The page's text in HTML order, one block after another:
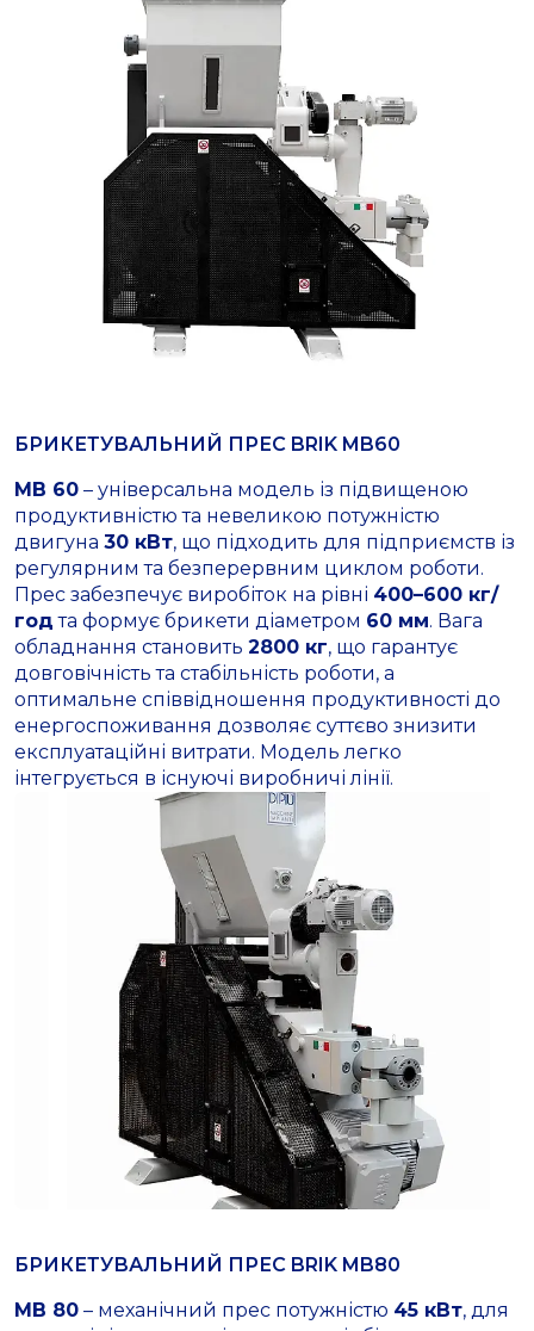
БРИКЕТУВАЛЬНИЙ ПРЕС BRIK MB60
MB 60 – універсальна модель із підвищеною
продуктивністю та невеликою потужністю
двигуна 30 кВт, що підходить для підприємств із
регулярним та безперервним циклом роботи.
Прес забезпечує виробіток на рівні 400–600 кг/
год та формує брикети діаметром 60 мм. Вага
обладнання становить 2800 кг, що гарантує
довговічність та стабільність роботи, а
оптимальне співвідношення продуктивності до
енергоспоживання дозволяє суттєво знизити
експлуатаційні витрати. Модель легко
інтегрується в існуючі виробничі лінії.
БРИКЕТУВАЛЬНИЙ ПРЕС BRIK MB80
MB 80 – механічний прес потужністю 45 кВт, для